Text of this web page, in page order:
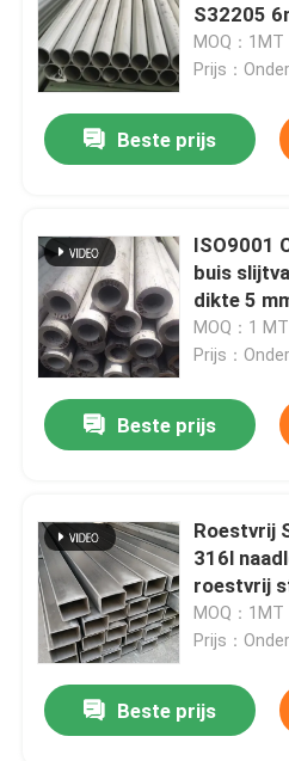
S32205
MOQ：1MT
Prijs：
Beste prijs
ISO9001
buis
dikte 5
MOQ：1 MT
Prijs：
Beste prijs
Roestvrij
316l
roestvrij
MOQ：1MT
Prijs：
Beste prijs